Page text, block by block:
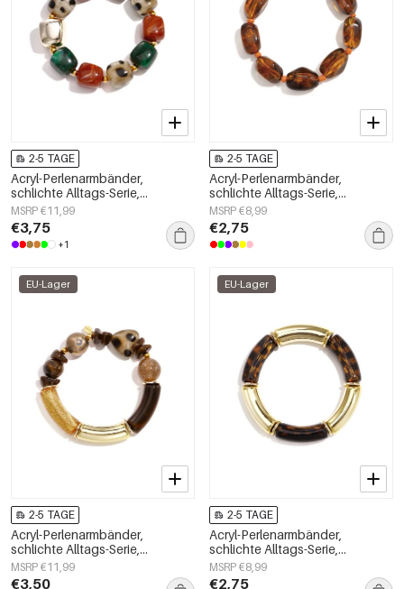
2-5 TAGE
Acryl-Perlenarmbänder,
schlichte Alltags-Serie,
Damenschmuck
MSRP €11,99
€3,75
+1
2-5 TAGE
Acryl-Perlenarmbänder,
schlichte Alltags-Serie,
Damenschmuck
MSRP €8,99
€2,75
EU-Lager
2-5 TAGE
Acryl-Perlenarmbänder,
schlichte Alltags-Serie,
Damenschmuck
MSRP €11,99
€3,50
EU-Lager
2-5 TAGE
Acryl-Perlenarmbänder,
schlichte Alltags-Serie,
Damenschmuck
MSRP €8,99
€2,75